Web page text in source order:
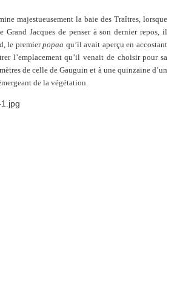
majestueusement la baie des Traîtres, lorsque
Grand Jacques de penser à son dernier repos, il
le premierpopaa qu’il avait aperçu en accostant
l’emplacement qu’il venait de choisir pour sa
de celle de Gauguin et à une quinzaine d’un
de la végétation.